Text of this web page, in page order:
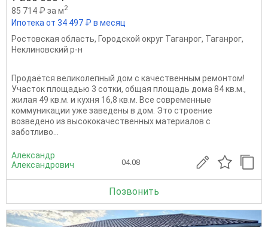
85 714 ₽ за м2
Ипотека от 34 497 ₽ в месяц
Ростовская область, Городской округ Таганрог, Таганрог,
Неклиновский р-н
Продаётся великолепный дом с качественным ремонтом!
Участок площадью 3 сотки, общая площадь дома 84 кв.м.,
жилая 49 кв.м. и кухня 16,8 кв.м. Все современные
коммуникации уже заведены в дом. Это строение
возведено из высококачественных материалов с
заботливо...
Александр
Александрович
04.08
Позвонить